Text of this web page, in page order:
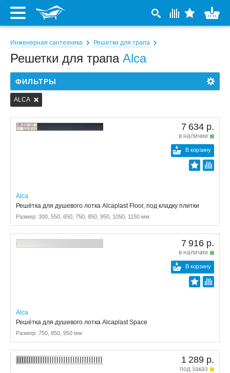
Инженерная сантехника Решетки для трапа
Решетки для трапа Alca
ФИЛЬТРЫ
ALCA
7 634 р.
в наличии
В корзину
Alca
Решётка для душевого лотка Alcaplast Floor, под кладку плитки
Размер: 300, 550, 650, 750, 850, 950, 1050, 1150 мм
7 916 р.
в наличии
В корзину
Alca
Решётка для душевого лотка Alcaplast Space
Размер: 750, 850, 950 мм
1 289 р.
под заказ